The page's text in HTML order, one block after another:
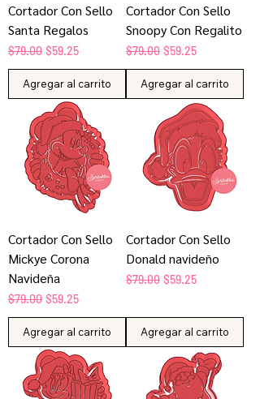
Cortador Con Sello
Santa Regalos
Precio
$79.00 Precio de oferta
$59.25
Agregar al carrito
Cortador Con Sello
Snoopy Con Regalito
Precio
$79.00 Precio de oferta
$59.25
Agregar al carrito
Cortador Con Sello
Mickye Corona
Navideña
Precio
$79.00 Precio de oferta
$59.25
Agregar al carrito
Cortador Con Sello
Donald navideño
Precio
$79.00 Precio de oferta
$59.25
Agregar al carrito